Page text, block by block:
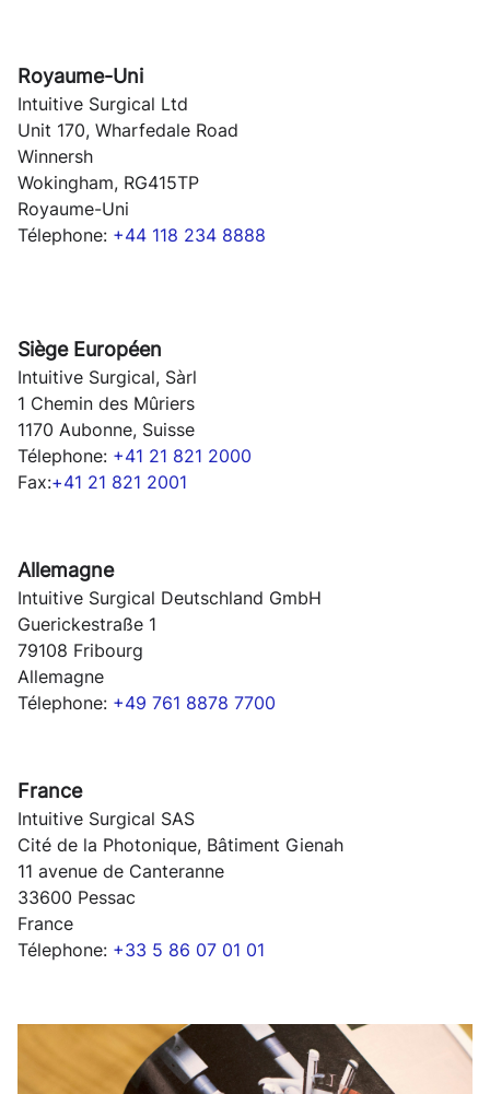
Royaume-Uni
Intuitive Surgical Ltd
Unit 170, Wharfedale Road
Winnersh
Wokingham, RG415TP
Royaume-Uni
Télephone: +44 118 234 8888
Siège Européen
Intuitive Surgical, Sàrl
1 Chemin des Mûriers
1170 Aubonne, Suisse
Télephone: +41 21 821 2000
Fax:+41 21 821 2001
Allemagne
Intuitive Surgical Deutschland GmbH
Guerickestraße 1
79108 Fribourg
Allemagne
Télephone: +49 761 8878 7700
France
Intuitive Surgical SAS
Cité de la Photonique, Bâtiment Gienah
11 avenue de Canteranne
33600 Pessac
France
Télephone: +33 5 86 07 01 01